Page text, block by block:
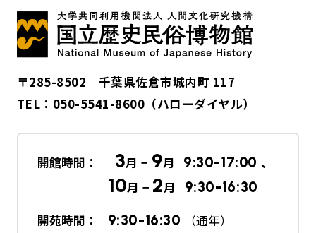
開館時間： 3月 − 9月 9:30-17:00 、
10月 − 2月
9:30-16:30
開苑時間：
9:30-16:30 （通年）
〒285-8502 千葉県佐倉市城内町 117
TEL： 050-5541-8600 （ハローダイヤル）